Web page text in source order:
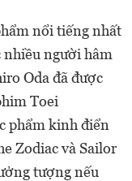
nổi tiếng nhất
người hâm
Oda đã được
Toei
phẩm kinh điển
Zodiac và Sailor
tượng nếu